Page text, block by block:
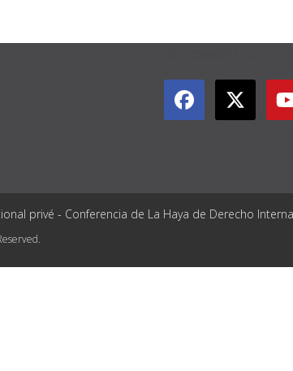
privé - Conferencia de La Haya de Derecho